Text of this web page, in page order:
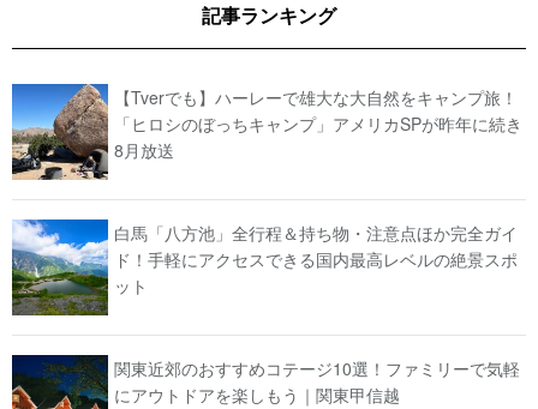
記事ランキング
【Tverでも】ハーレーで雄大な大自然をキャンプ旅！
「ヒロシのぼっちキャンプ」アメリカSPが昨年に続き
8月放送
白馬「八方池」全行程＆持ち物・注意点ほか完全ガイ
ド！手軽にアクセスできる国内最高レベルの絶景スポ
ット
関東近郊のおすすめコテージ10選！ファミリーで気軽
にアウトドアを楽しもう｜関東甲信越